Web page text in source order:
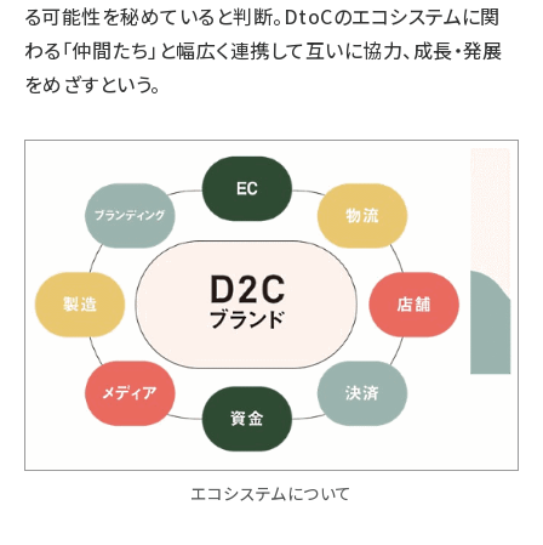
る可能性を秘めていると判断。DtoCのエコシステムに関
わる「仲間たち」と幅広く連携して互いに協力、成長・発展
をめざすという。
エコシステムについて